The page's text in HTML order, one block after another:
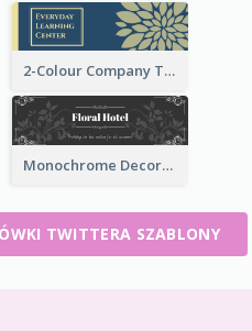
2-Colour Company Twitter Header
Monochrome Decorated Hotel Twitter Header
TWITTERA SZABLONY